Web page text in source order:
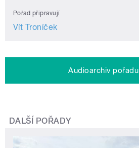
Pořad připravují
Vít Troníček
Audioarchiv pořadu
DALŠÍ POŘADY